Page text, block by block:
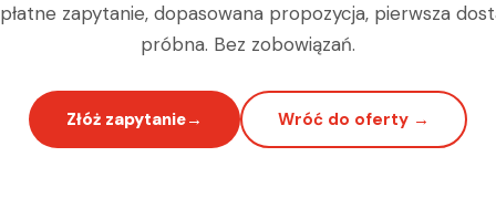
zapytanie, dopasowana propozycja, pierwsza
próbna. Bez zobowiązań.
Złóż zapytanie Wróć do oferty →